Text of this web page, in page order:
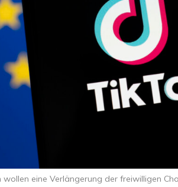
eine Verlängerung der freiwilligen